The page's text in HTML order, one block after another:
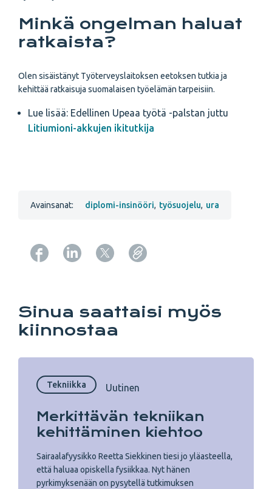
Minkä ongelman haluat
ratkaista?
Olen sisäistänyt Työterveyslaitoksen eetoksen tutkia ja
kehittää ratkaisuja suomalaisen työelämän tarpeisiin.
Lue lisää: Edellinen Upeaa työtä -palstan juttu
Litiumioni-akkujen ikitutkija
Avainsanat: diplomi-insinööri, työsuojelu, ura
Sinua saattaisi myös
kiinnostaa
Tekniikka Uutinen
Merkittävän tekniikan
kehittäminen kiehtoo
Sairaalafyysikko Reetta Siekkinen tiesi jo yläasteella,
että haluaa opiskella fysiikkaa. Nyt hänen
pyrkimyksenään on pysytellä tutkimuksen